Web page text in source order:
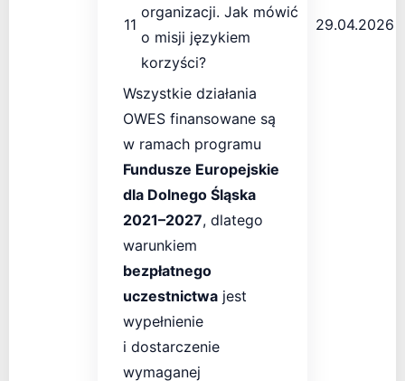
11
organizacji. Jak mówić
o misji językiem
korzyści?
29.04.2026
Wszystkie działania
OWES finansowane są
w ramach programu
Fundusze Europejskie
dla Dolnego Śląska
2021–2027, dlatego
warunkiem
bezpłatnego
uczestnictwajest
wypełnienie
i dostarczenie
wymaganej